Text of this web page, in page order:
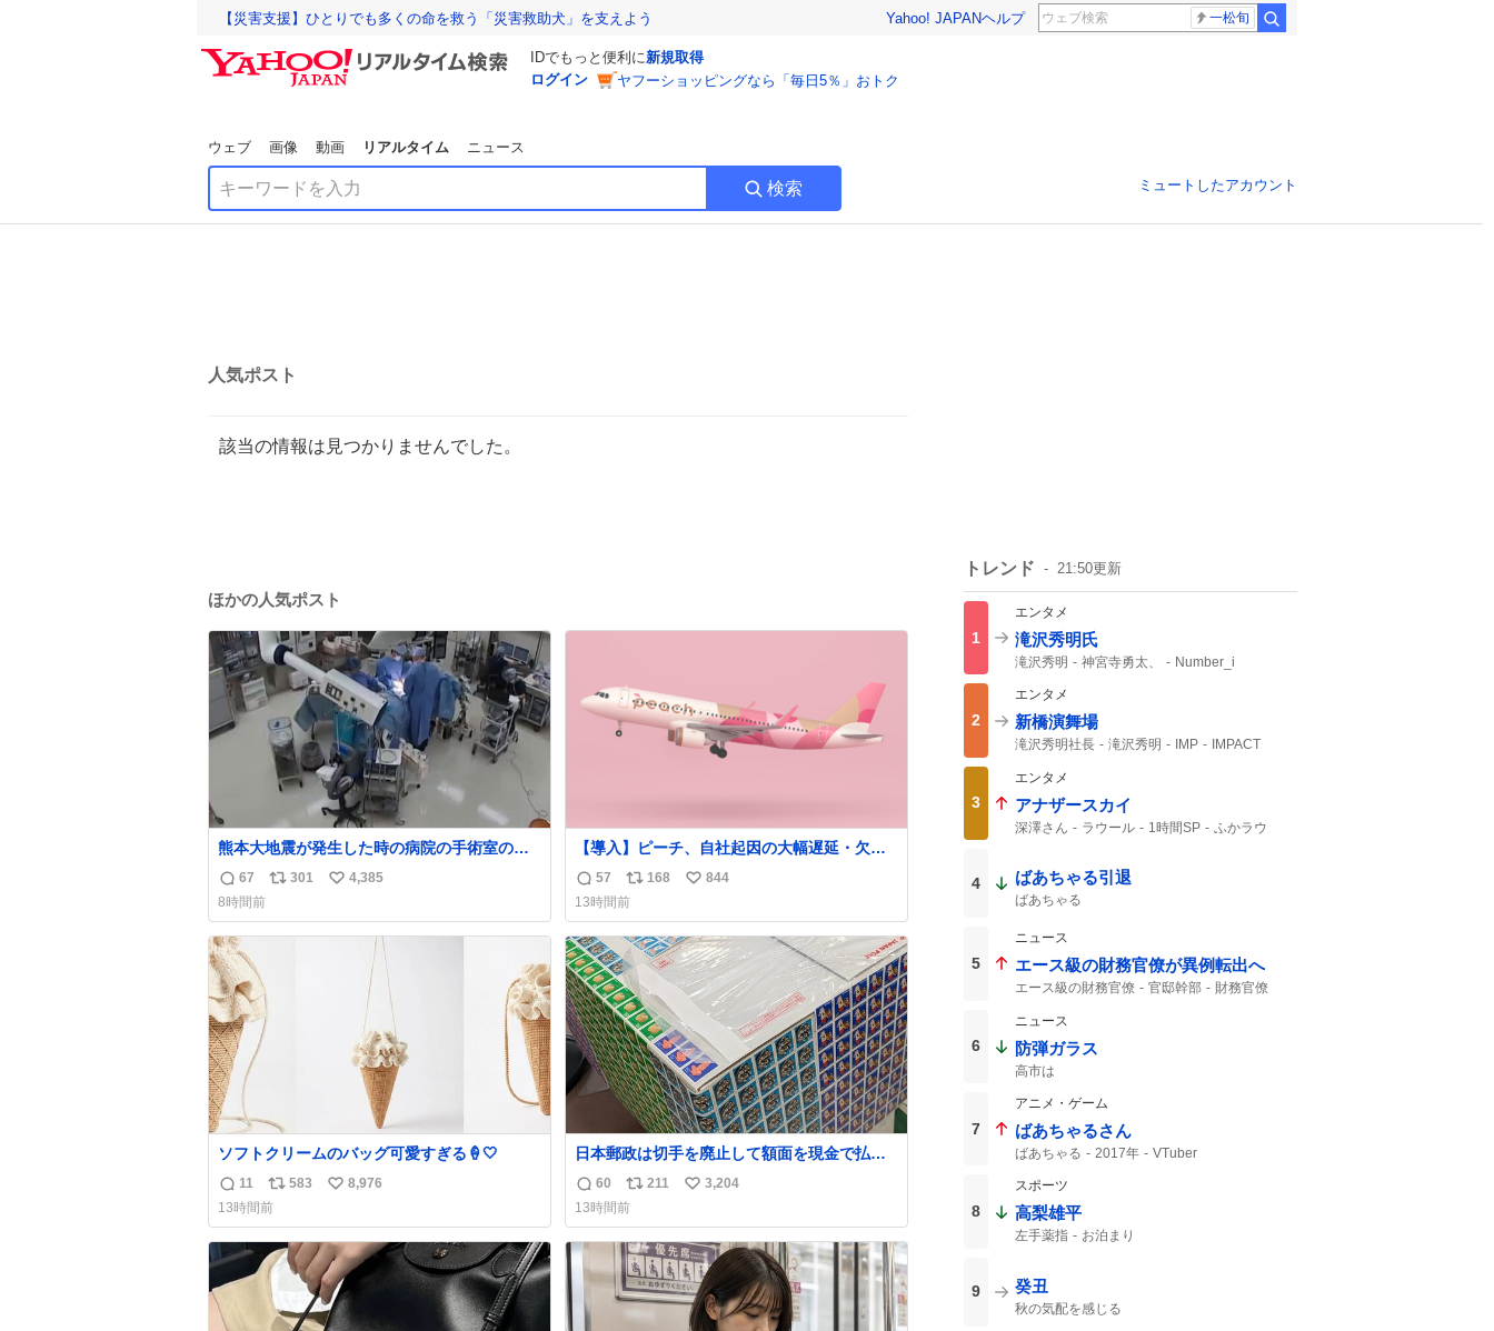
【災害支援】ひとりでも多くの命を救う「災害救助犬」を支えよう Yahoo! JAPANヘルプ 一松旬
IDでもっと便利に新規取得
ログイン
ヤフーショッピングなら「毎日5％」おトク
ウェブ 画像 動画 リアルタイム ニュース
検索 ミュートしたアカウント
人気ポスト
該当の情報は見つかりませんでした。
ほかの人気ポスト
熊本大地震が発生した時の病院の手術室の映
像が公開されていたがとにかく怖すぎる
x.com/nhk_news/statu…
news.web.nhk/newsweb/na/na-… #熊本 #
大地震 #手術室
返
信
数
67
リ
ス
301
い
ね
4,385
8時間前
【導入】ピーチ、自社起因の大幅遅延・欠航
に「補償」開始へ
news.livedoor.com/article/detail… 同社に起
因する理由によって大幅遅延や欠航が発生し
た場合、乗客が負担した宿泊費や交通費を、
領収書の事後申請に基づき、国内線は1人あた
り上限1万円、国際線は上限2万円まで支払
う。
返
信
数
57
リ
ポ
ス
ト
数
168
い
ね
数
844
13時間前
ソフトクリームのバッグ可愛すぎる🍦🤍
返
信
数
11
リ
ポ
ス
ト
数
583
い
ね
数
8,976
13時間前
日本郵政は切手を廃止して額面を現金で払い
戻せ2026 #日本郵政 @JapanPostHD_PR
返
信
数
60
リ
ポ
ス
ト
数
211
い
ね
数
3,204
13時間前
トレンド 21:50更新
1
エンタメ
滝沢秀明氏
滝沢秀明 神宮寺勇太、 Number_i
2
エンタメ
新橋演舞場
滝沢秀明社長 滝沢秀明 IMP
IMPACT
10月から
3
エンタメ
アナザースカイ
深澤さん ラウール 1時間SP ふかラウ
4 ばあちゃる引退
ばあちゃる
5
ニュース
エース級の財務官僚が異例転出へ
エース級の財務官僚 官邸幹部 財務官僚
6
ニュース
防弾ガラス
高市は
7
アニメ・ゲーム
ばあちゃるさん
ばあちゃる 2017年 VTuber
8
スポーツ
高梨雄平
左手薬指 お泊まり
9 癸丑
秋の気配を感じる